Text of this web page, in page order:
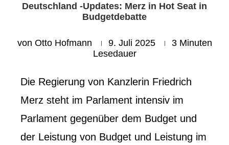
Deutschland -Updates: Merz in Hot Seat in
Budgetdebatte
von Otto Hofmann 9. Juli 2025
3 Minuten
Lesedauer
Die Regierung von Kanzlerin Friedrich
Merz steht im Parlament intensiv im
Parlament gegenüber dem Budget und
der Leistung von Budget und Leistung im